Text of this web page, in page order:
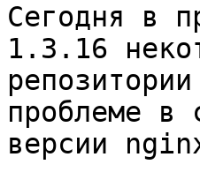
Сегодня в
1.3.16
проблеме в
версии